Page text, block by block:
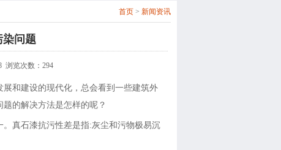
首页> 新闻资讯
染问题
浏览次数： 294
和建设的现代化，总会看到一些建筑外
的解决方法是怎样的呢？
真石漆抗污性差是指:灰尘和污物极易沉